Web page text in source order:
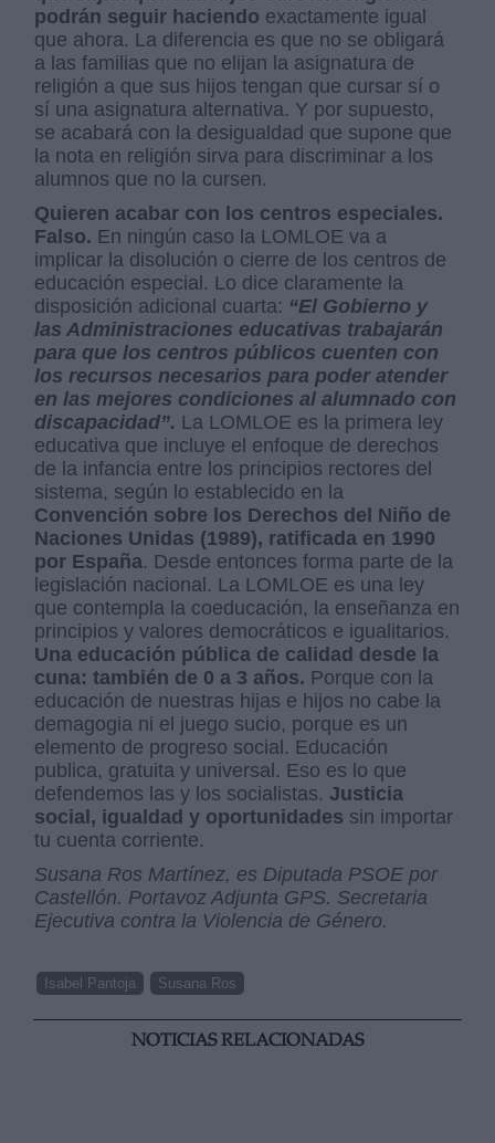
podrán seguir haciendo exactamente igual
que ahora. La diferencia es que no se obligará
a las familias que no elijan la asignatura de
religión a que sus hijos tengan que cursar sí o
sí una asignatura alternativa. Y por supuesto,
se acabará con la desigualdad que supone que
la nota en religión sirva para discriminar a los
alumnos que no la cursen.
Quieren acabar con los centros especiales.
Falso. En ningún caso la LOMLOE va a
implicar la disolución o cierre de los centros de
educación especial. Lo dice claramente la
disposición adicional cuarta: “El Gobierno y
las Administraciones educativas trabajarán
para que los centros públicos cuenten con
los recursos necesarios para poder atender
en las mejores condiciones al alumnado con
discapacidad”. La LOMLOE es la primera ley
educativa que incluye el enfoque de derechos
de la infancia entre los principios rectores del
sistema, según lo establecido en la
Convención sobre los Derechos del Niño de
Naciones Unidas (1989), ratificada en 1990
por España. Desde entonces forma parte de la
legislación nacional. La LOMLOE es una ley
que contempla la coeducación, la enseñanza en
principios y valores democráticos e igualitarios.
Una educación pública de calidad desde la
cuna: también de 0 a 3 años. Porque con la
educación de nuestras hijas e hijos no cabe la
demagogia ni el juego sucio, porque es un
elemento de progreso social. Educación
publica, gratuita y universal. Eso es lo que
defendemos las y los socialistas. Justicia
social, igualdad y oportunidades sin importar
tu cuenta corriente.
Susana Ros Martínez, es Diputada PSOE por
Castellón. Portavoz Adjunta GPS. Secretaria
Ejecutiva contra la Violencia de Género.
Isabel Pantoja Susana Ros
NOTICIAS RELACIONADAS